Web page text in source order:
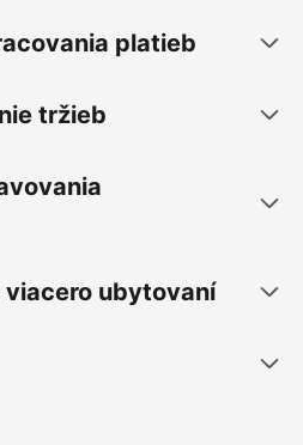
platieb
tržieb
viacero ubytovaní